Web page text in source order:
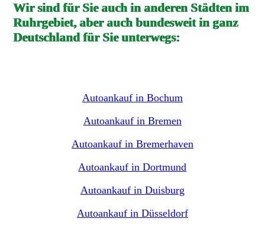
Wir sind für Sie auch in anderen Städten im
Ruhrgebiet, aber auch bundesweit in ganz
Deutschland für Sie unterwegs:
Autoankauf in Bochum
Autoankauf in Bremen
Autoankauf in Bremerhaven
Autoankauf in Dortmund
Autoankauf in Duisburg
Autoankauf in Düsseldorf